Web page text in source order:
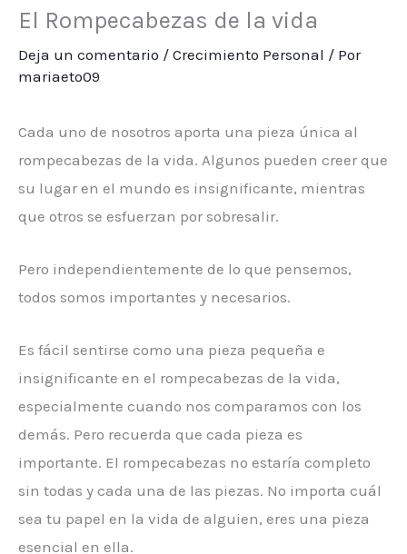
El Rompecabezas de la vida
Deja un comentario / Crecimiento Personal / Por
mariaeto09
Cada uno de nosotros aporta una pieza única al
rompecabezas de la vida. Algunos pueden creer que
su lugar en el mundo es insignificante, mientras
que otros se esfuerzan por sobresalir.
Pero independientemente de lo que pensemos,
todos somos importantes y necesarios.
Es fácil sentirse como una pieza pequeña e
insignificante en el rompecabezas de la vida,
especialmente cuando nos comparamos con los
demás. Pero recuerda que cada pieza es
importante. El rompecabezas no estaría completo
sin todas y cada una de las piezas. No importa cuál
sea tu papel en la vida de alguien, eres una pieza
esencial en ella.